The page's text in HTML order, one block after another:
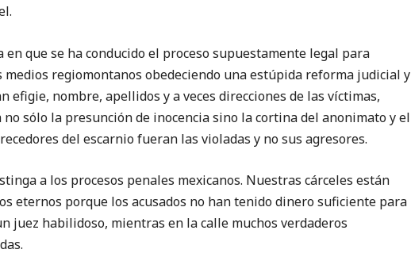
en que se ha conducido el proceso supuestamente legal para
medios regiomontanos obedeciendo una estúpida reforma judicial y
efigie, nombre, apellidos y a veces direcciones de las víctimas,
sólo la presunción de inocencia sino la cortina del anonimato y el
del escarnio fueran las violadas y no sus agresores.
a los procesos penales mexicanos. Nuestras cárceles están
eternos porque los acusados no han tenido dinero suficiente para
juez habilidoso, mientras en la calle muchos verdaderos